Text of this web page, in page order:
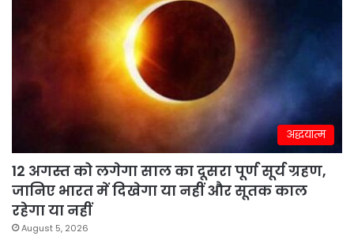
अद्धयात्म
12 अगस्त को लगेगा साल का दूसरा पूर्ण सूर्य ग्रहण,
जानिए भारत में दिखेगा या नहीं और सूतक काल
रहेगा या नहीं
August 5, 2026